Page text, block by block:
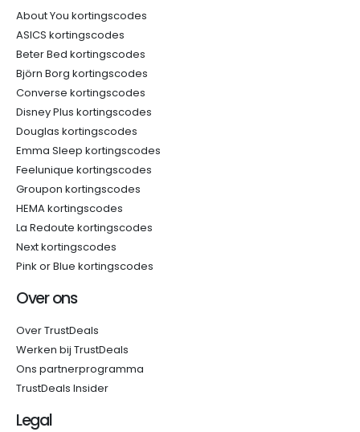
About You kortingscodes
ASICS kortingscodes
Beter Bed kortingscodes
Björn Borg kortingscodes
Converse kortingscodes
Disney Plus kortingscodes
Douglas kortingscodes
Emma Sleep kortingscodes
Feelunique kortingscodes
Groupon kortingscodes
HEMA kortingscodes
La Redoute kortingscodes
Next kortingscodes
Pink or Blue kortingscodes
Over ons
Over TrustDeals
Werken bij TrustDeals
Ons partnerprogramma
TrustDeals Insider
Legal